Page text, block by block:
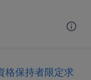
格保持者限定求